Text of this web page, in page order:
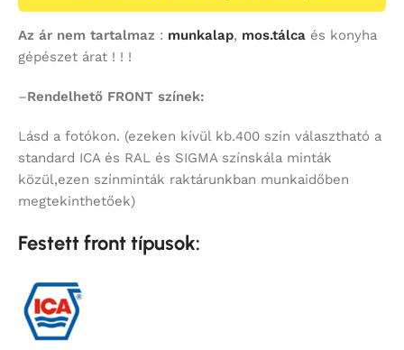
Az ár nem tartalmaz : munkalap, mos.tálca és konyha
gépészet árat ! ! !
–Rendelhető FRONT színek:
Lásd a fotókon. (ezeken kívül kb.400 szín választható a
standard ICA és RAL és SIGMA színskála minták
közül,ezen színminták raktárunkban munkaidőben
megtekinthetőek)
Festett front típusok: